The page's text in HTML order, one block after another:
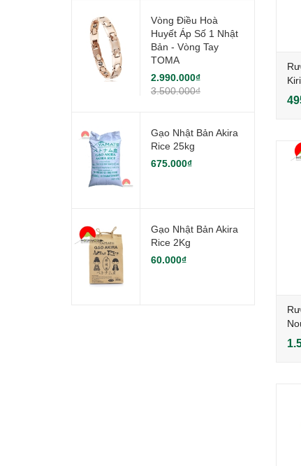
Vòng Điều Hoà
Huyết Áp Số 1 Nhật
Bản - Vòng Tay
TOMA
2.990.000₫
3.500.000₫
Gạo Nhật Bản Akira
Rice 25kg
675.000₫
Gạo Nhật Bản Akira
Rice 2Kg
60.000₫